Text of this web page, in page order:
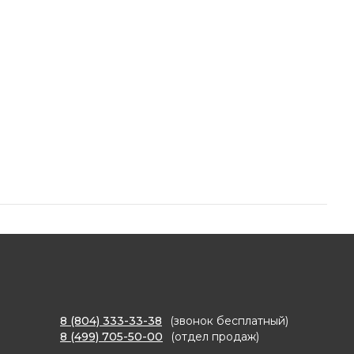
8 (804) 333-33-38
(звонок бесплатный)
8 (499) 705-50-00
(отдел продаж)